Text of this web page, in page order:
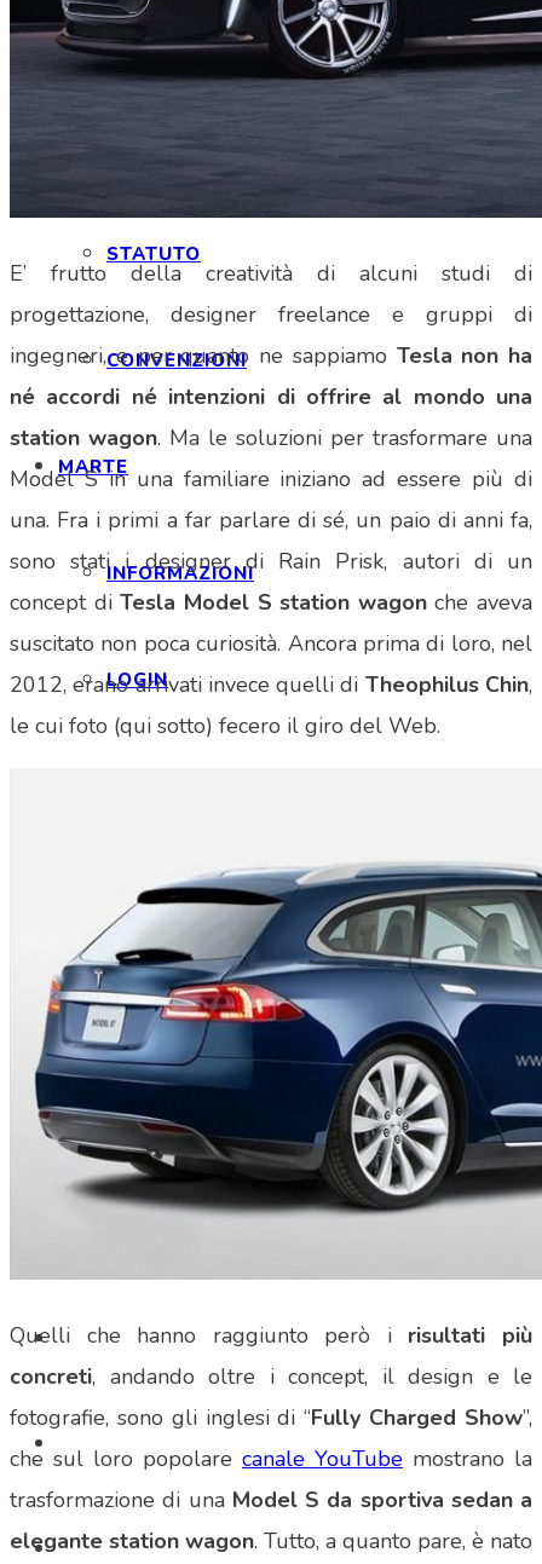
ISCRIZIONE
ISCRIZIONE E FAQ
STATUTO
CONVENZIONI
MARTE
INFORMAZIONI
LOGIN
SPONSOR
NEWS
SHOP
E’ frutto della creatività di alcuni studi di
progettazione, designer freelance e gruppi di
ingegneri, e per quanto ne sappiamo Tesla non ha
né accordi né intenzioni di offrire al mondo una
station wagon. Ma le soluzioni per trasformare una
Model S in una familiare iniziano ad essere più di
una. Fra i primi a far parlare di sé, un paio di anni fa,
sono stati i designer di Rain Prisk, autori di un
concept diTesla Model S station wagonche aveva
suscitato non poca curiosità. Ancora prima di loro, nel
2012, erano arrivati invece quelli di Theophilus Chin,
le cui foto (qui sotto) fecero il giro del Web.
Quelli che hanno raggiunto però i risultati più
concreti, andando oltre i concept, il design e le
fotografie, sono gli inglesi di “Fully Charged Show”,
che sul loro popolare canale YouTube mostrano la
trasformazione di una Model S da sportiva sedan a
elegante station wagon. Tutto, a quanto pare, è nato